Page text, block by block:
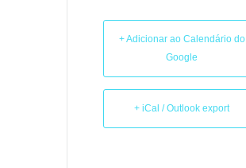
+ Adicionar ao Calendário do
Google
+ iCal / Outlook export